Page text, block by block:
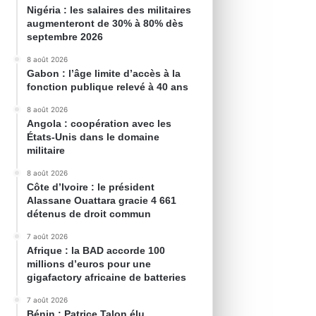
Nigéria : les salaires des militaires
augmenteront de 30% à 80% dès
septembre 2026
8 août 2026
Gabon : l’âge limite d’accès à la
fonction publique relevé à 40 ans
8 août 2026
Angola : coopération avec les
États-Unis dans le domaine
militaire
8 août 2026
Côte d’Ivoire : le président
Alassane Ouattara gracie 4 661
détenus de droit commun
7 août 2026
Afrique : la BAD accorde 100
millions d’euros pour une
gigafactory africaine de batteries
7 août 2026